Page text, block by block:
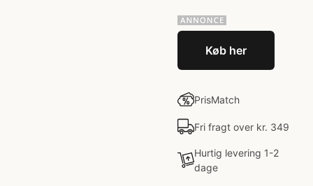
Køb her
PrisMatch
Fri fragt over kr. 349
Hurtig levering 1-2
dage